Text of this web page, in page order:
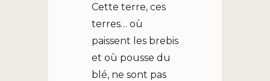
Cette terre, ces
terres… où
paissent les brebis
et où pousse du
blé, ne sont pas